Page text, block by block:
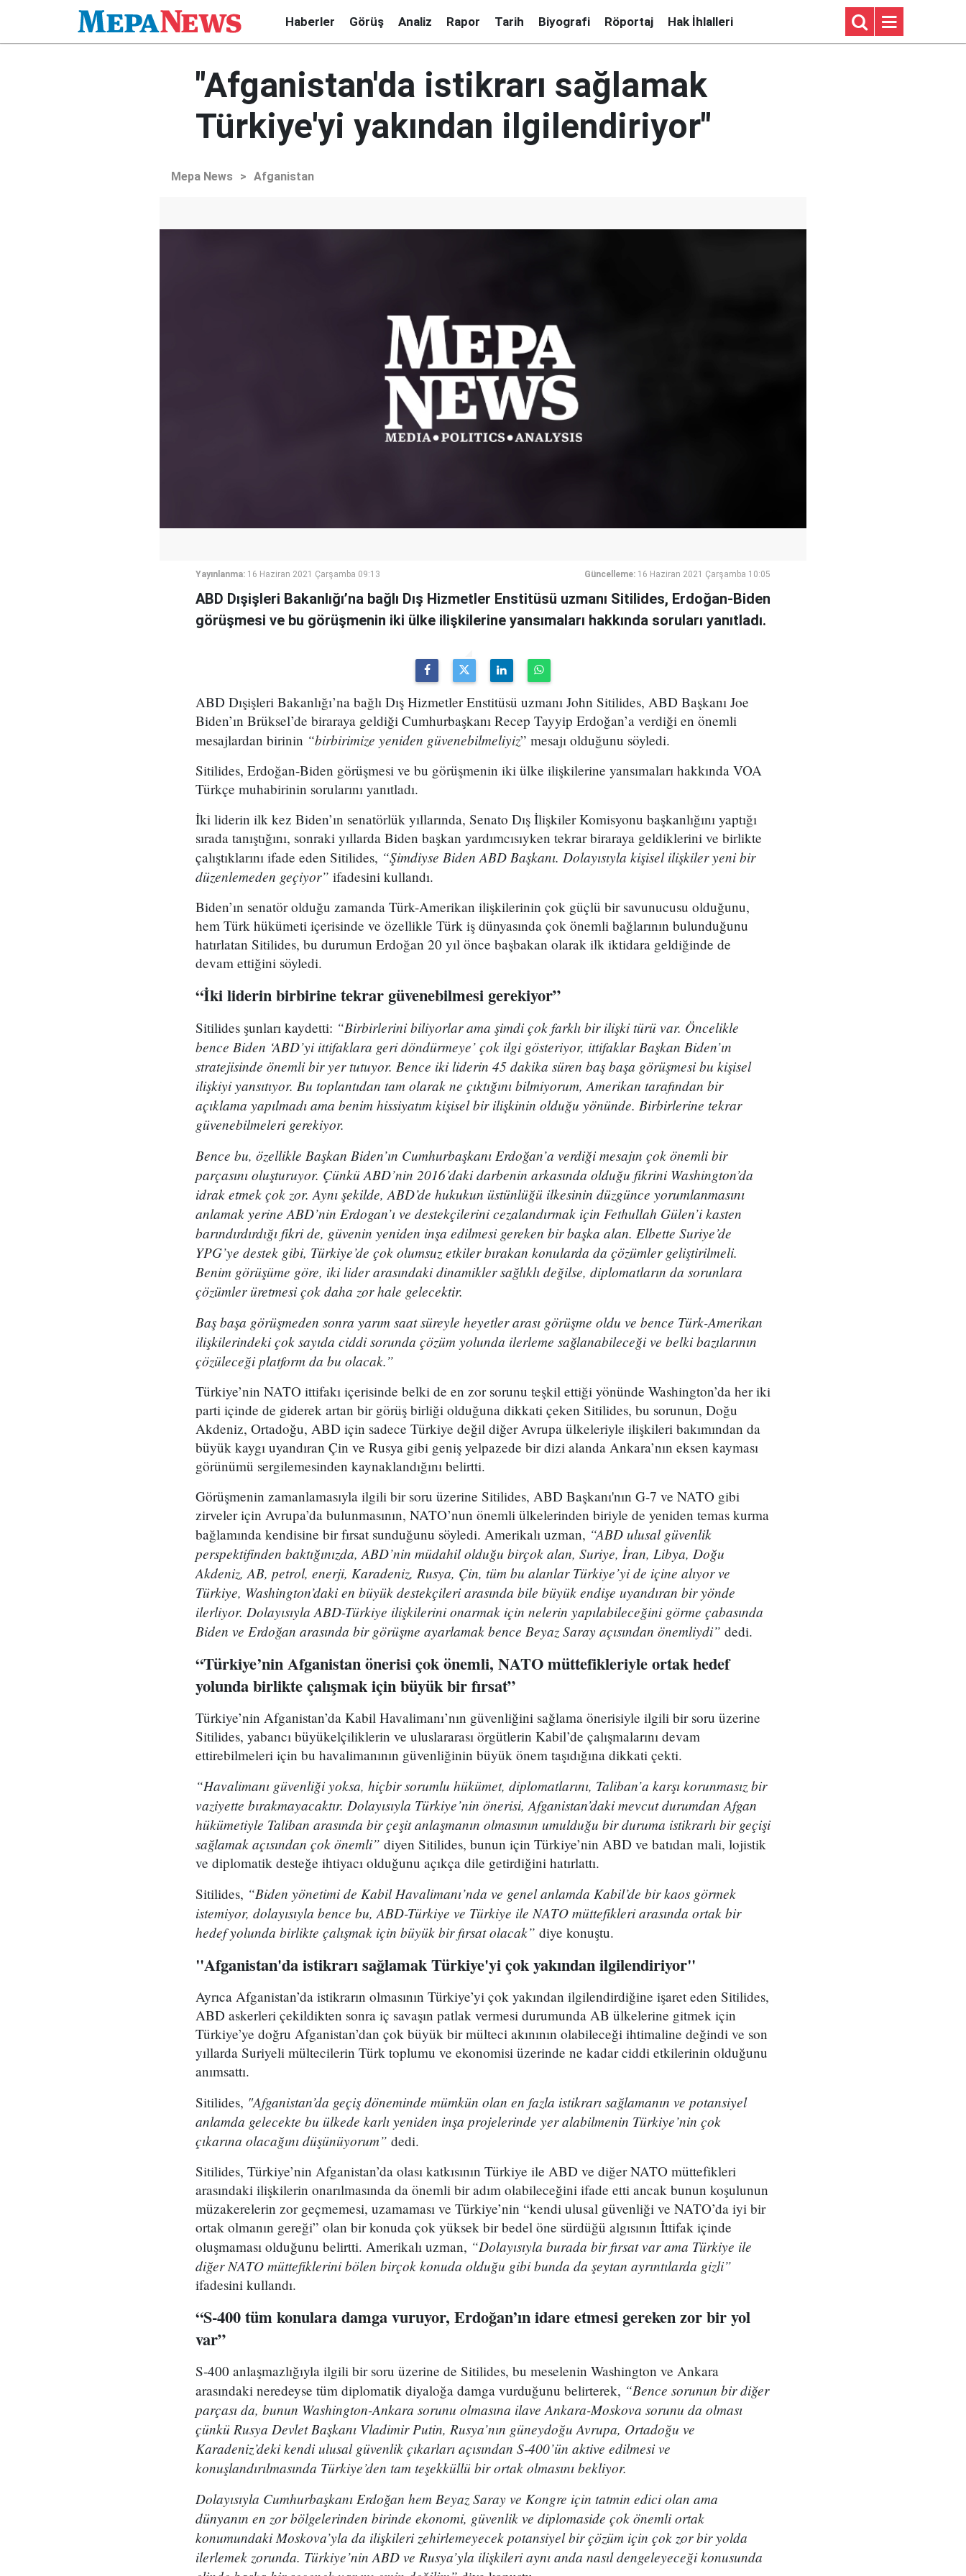
Haberler Görüş Analiz Rapor Tarih Biyografi Röportaj Hak İhlalleri
"Afganistan'da istikrarı sağlamak
Türkiye'yi yakından ilgilendiriyor"
Mepa News > Afganistan
Yayınlanma: 16 Haziran 2021 Çarşamba 09:13 Güncelleme: 16 Haziran 2021 Çarşamba 10:05
ABD Dışişleri Bakanlığı’na bağlı Dış Hizmetler Enstitüsü uzmanı Sitilides, Erdoğan-Biden
görüşmesi ve bu görüşmenin iki ülke ilişkilerine yansımaları hakkında soruları yanıtladı.
ABD Dışişleri Bakanlığı’na bağlı Dış Hizmetler Enstitüsü uzmanı John Sitilides, ABD Başkanı Joe
Biden’ın Brüksel’de biraraya geldiği Cumhurbaşkanı Recep Tayyip Erdoğan’a verdiği en önemli
mesajlardan birinin “birbirimize yeniden güvenebilmeliyiz” mesajı olduğunu söyledi.
Sitilides, Erdoğan-Biden görüşmesi ve bu görüşmenin iki ülke ilişkilerine yansımaları hakkında VOA
Türkçe muhabirinin sorularını yanıtladı.
İki liderin ilk kez Biden’ın senatörlük yıllarında, Senato Dış İlişkiler Komisyonu başkanlığını yaptığı
sırada tanıştığını, sonraki yıllarda Biden başkan yardımcısıyken tekrar biraraya geldiklerini ve birlikte
çalıştıklarını ifade eden Sitilides, “Şimdiyse Biden ABD Başkanı. Dolayısıyla kişisel ilişkiler yeni bir
düzenlemeden geçiyor” ifadesini kullandı.
Biden’ın senatör olduğu zamanda Türk-Amerikan ilişkilerinin çok güçlü bir savunucusu olduğunu,
hem Türk hükümeti içerisinde ve özellikle Türk iş dünyasında çok önemli bağlarının bulunduğunu
hatırlatan Sitilides, bu durumun Erdoğan 20 yıl önce başbakan olarak ilk iktidara geldiğinde de
devam ettiğini söyledi.
“İki liderin birbirine tekrar güvenebilmesi gerekiyor”
Sitilides şunları kaydetti: “Birbirlerini biliyorlar ama şimdi çok farklı bir ilişki türü var. Öncelikle
bence Biden ‘ABD’yi ittifaklara geri döndürmeye’ çok ilgi gösteriyor, ittifaklar Başkan Biden’ın
stratejisinde önemli bir yer tutuyor. Bence iki liderin 45 dakika süren baş başa görüşmesi bu kişisel
ilişkiyi yansıtıyor. Bu toplantıdan tam olarak ne çıktığını bilmiyorum, Amerikan tarafından bir
açıklama yapılmadı ama benim hissiyatım kişisel bir ilişkinin olduğu yönünde. Birbirlerine tekrar
güvenebilmeleri gerekiyor.
Bence bu, özellikle Başkan Biden’ın Cumhurbaşkanı Erdoğan’a verdiği mesajın çok önemli bir
parçasını oluşturuyor. Çünkü ABD’nin 2016’daki darbenin arkasında olduğu fikrini Washington’da
idrak etmek çok zor. Aynı şekilde, ABD’de hukukun üstünlüğü ilkesinin düzgünce yorumlanmasını
anlamak yerine ABD’nin Erdogan’ı ve destekçilerini cezalandırmak için Fethullah Gülen’i kasten
barındırdırdığı fikri de, güvenin yeniden inşa edilmesi gereken bir başka alan. Elbette Suriye’de
YPG’ye destek gibi, Türkiye’de çok olumsuz etkiler bırakan konularda da çözümler geliştirilmeli.
Benim görüşüme göre, iki lider arasındaki dinamikler sağlıklı değilse, diplomatların da sorunlara
çözümler üretmesi çok daha zor hale gelecektir.
Baş başa görüşmeden sonra yarım saat süreyle heyetler arası görüşme oldu ve bence Türk-Amerikan
ilişkilerindeki çok sayıda ciddi sorunda çözüm yolunda ilerleme sağlanabileceği ve belki bazılarının
çözüleceği platform da bu olacak.”
Türkiye’nin NATO ittifakı içerisinde belki de en zor sorunu teşkil ettiği yönünde Washington’da her iki
parti içinde de giderek artan bir görüş birliği olduğuna dikkati çeken Sitilides, bu sorunun, Doğu
Akdeniz, Ortadoğu, ABD için sadece Türkiye değil diğer Avrupa ülkeleriyle ilişkileri bakımından da
büyük kaygı uyandıran Çin ve Rusya gibi geniş yelpazede bir dizi alanda Ankara’nın eksen kayması
görünümü sergilemesinden kaynaklandığını belirtti.
Görüşmenin zamanlamasıyla ilgili bir soru üzerine Sitilides, ABD Başkanı'nın G-7 ve NATO gibi
zirveler için Avrupa’da bulunmasının, NATO’nun önemli ülkelerinden biriyle de yeniden temas kurma
bağlamında kendisine bir fırsat sunduğunu söyledi. Amerikalı uzman, “ABD ulusal güvenlik
perspektifinden baktığınızda, ABD’nin müdahil olduğu birçok alan, Suriye, İran, Libya, Doğu
Akdeniz, AB, petrol, enerji, Karadeniz, Rusya, Çin, tüm bu alanlar Türkiye’yi de içine alıyor ve
Türkiye, Washington’daki en büyük destekçileri arasında bile büyük endişe uyandıran bir yönde
ilerliyor. Dolayısıyla ABD-Türkiye ilişkilerini onarmak için nelerin yapılabileceğini görme çabasında
Biden ve Erdoğan arasında bir görüşme ayarlamak bence Beyaz Saray açısından önemliydi” dedi.
“Türkiye’nin Afganistan önerisi çok önemli, NATO müttefikleriyle ortak hedef
yolunda birlikte çalışmak için büyük bir fırsat”
Türkiye’nin Afganistan’da Kabil Havalimanı’nın güvenliğini sağlama önerisiyle ilgili bir soru üzerine
Sitilides, yabancı büyükelçiliklerin ve uluslararası örgütlerin Kabil’de çalışmalarını devam
ettirebilmeleri için bu havalimanının güvenliğinin büyük önem taşıdığına dikkati çekti.
“Havalimanı güvenliği yoksa, hiçbir sorumlu hükümet, diplomatlarını, Taliban’a karşı korunmasız bir
vaziyette bırakmayacaktır. Dolayısıyla Türkiye’nin önerisi, Afganistan’daki mevcut durumdan Afgan
hükümetiyle Taliban arasında bir çeşit anlaşmanın olmasının umulduğu bir duruma istikrarlı bir geçişi
sağlamak açısından çok önemli” diyen Sitilides, bunun için Türkiye’nin ABD ve batıdan mali, lojistik
ve diplomatik desteğe ihtiyacı olduğunu açıkça dile getirdiğini hatırlattı.
Sitilides, “Biden yönetimi de Kabil Havalimanı’nda ve genel anlamda Kabil’de bir kaos görmek
istemiyor, dolayısıyla bence bu, ABD-Türkiye ve Türkiye ile NATO müttefikleri arasında ortak bir
hedef yolunda birlikte çalışmak için büyük bir fırsat olacak” diye konuştu.
"Afganistan'da istikrarı sağlamak Türkiye'yi çok yakından ilgilendiriyor"
Ayrıca Afganistan’da istikrarın olmasının Türkiye’yi çok yakından ilgilendirdiğine işaret eden Sitilides,
ABD askerleri çekildikten sonra iç savaşın patlak vermesi durumunda AB ülkelerine gitmek için
Türkiye’ye doğru Afganistan’dan çok büyük bir mülteci akınının olabileceği ihtimaline değindi ve son
yıllarda Suriyeli mültecilerin Türk toplumu ve ekonomisi üzerinde ne kadar ciddi etkilerinin olduğunu
anımsattı.
Sitilides, "Afganistan’da geçiş döneminde mümkün olan en fazla istikrarı sağlamanın ve potansiyel
anlamda gelecekte bu ülkede karlı yeniden inşa projelerinde yer alabilmenin Türkiye’nin çok
çıkarına olacağını düşünüyorum” dedi.
Sitilides, Türkiye’nin Afganistan’da olası katkısının Türkiye ile ABD ve diğer NATO müttefikleri
arasındaki ilişkilerin onarılmasında da önemli bir adım olabileceğini ifade etti ancak bunun koşulunun
müzakerelerin zor geçmemesi, uzamaması ve Türkiye’nin “kendi ulusal güvenliği ve NATO’da iyi bir
ortak olmanın gereği” olan bir konuda çok yüksek bir bedel öne sürdüğü algısının İttifak içinde
oluşmaması olduğunu belirtti. Amerikalı uzman, “Dolayısıyla burada bir fırsat var ama Türkiye ile
diğer NATO müttefiklerini bölen birçok konuda olduğu gibi bunda da şeytan ayrıntılarda gizli”
ifadesini kullandı.
“S-400 tüm konulara damga vuruyor, Erdoğan’ın idare etmesi gereken zor bir yol
var”
S-400 anlaşmazlığıyla ilgili bir soru üzerine de Sitilides, bu meselenin Washington ve Ankara
arasındaki neredeyse tüm diplomatik diyaloğa damga vurduğunu belirterek, “Bence sorunun bir diğer
parçası da, bunun Washington-Ankara sorunu olmasına ilave Ankara-Moskova sorunu da olması
çünkü Rusya Devlet Başkanı Vladimir Putin, Rusya’nın güneydoğu Avrupa, Ortadoğu ve
Karadeniz’deki kendi ulusal güvenlik çıkarları açısından S-400’ün aktive edilmesi ve
konuşlandırılmasında Türkiye’den tam teşekküllü bir ortak olmasını bekliyor.
Dolayısıyla Cumhurbaşkanı Erdoğan hem Beyaz Saray ve Kongre için tatmin edici olan ama
dünyanın en zor bölgelerinden birinde ekonomi, güvenlik ve diplomaside çok önemli ortak
konumundaki Moskova’yla da ilişkileri zehirlemeyecek potansiyel bir çözüm için çok zor bir yolda
ilerlemek zorunda. Türkiye’nin ABD ve Rusya’yla ilişkileri aynı anda nasıl dengeleyeceği konusunda